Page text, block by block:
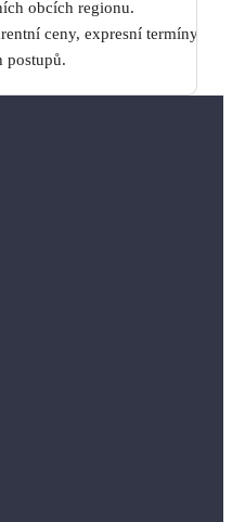
obcích regionu.
ceny, expresní termíny a
postupů.